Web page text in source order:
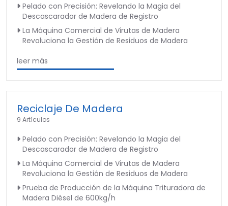
Pelado con Precisión: Revelando la Magia del
Descascarador de Madera de Registro
La Máquina Comercial de Virutas de Madera
Revoluciona la Gestión de Residuos de Madera
leer más
Reciclaje De Madera
9 Artículos
Pelado con Precisión: Revelando la Magia del
Descascarador de Madera de Registro
La Máquina Comercial de Virutas de Madera
Revoluciona la Gestión de Residuos de Madera
Prueba de Producción de la Máquina Trituradora de
Madera Diésel de 600kg/h